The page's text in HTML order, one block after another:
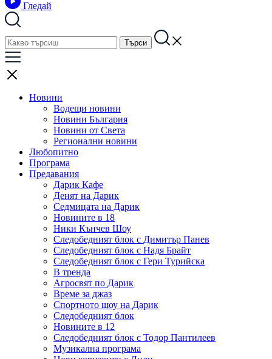
Гледай
Новини
Водещи новини
Новини България
Новини от Света
Регионални новини
Любопитно
Програма
Предавания
Дарик Кафе
Денят на Дарик
Седмицата на Дарик
Новините в 18
Ники Кънчев Шоу
Следобедният блок с Димитър Панев
Следобедният блок с Надя Брайт
Следобедният блок с Гери Турийска
В тренда
Агросвят по Дарик
Време за джаз
Спортното шоу на Дарик
Следобедният блок
Новините в 12
Следобедният блок с Тодор Пантилеев
Музикална програма